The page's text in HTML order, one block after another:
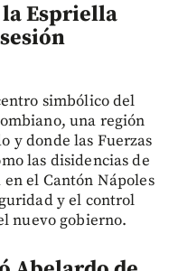
la Espriella
simbólico del
una región
y donde las Fuerzas
las disidencias de
el Cantón Nápoles
y el control
nuevo gobierno.